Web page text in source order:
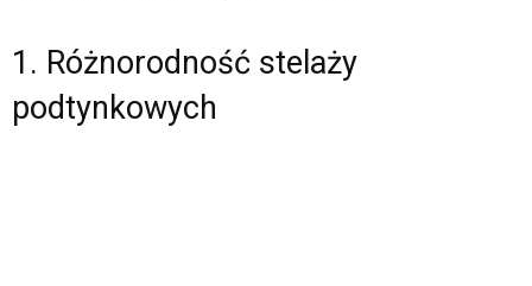
1. Różnorodność stelaży
podtynkowych